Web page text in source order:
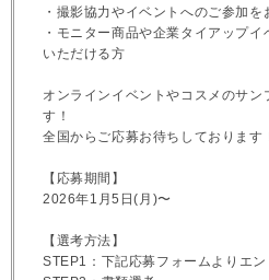
・撮影協力やイベントへのご参加を
・モニター商品や企業タイアップ
いただける方
オンラインイベントやコスメのサン
す！
全国からご応募お待ちしております
【応募期間】
2026年1月5日(月)〜
【選考方法】
STEP1：下記応募フォームよりエン